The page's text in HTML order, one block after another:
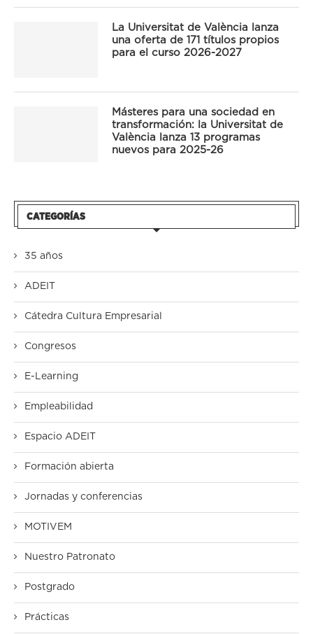
La Universitat de València lanza
una oferta de 171 títulos propios
para el curso 2026-2027
Másteres para una sociedad en
transformación: la Universitat de
València lanza 13 programas
nuevos para 2025-26
CATEGORÍAS
35 años
ADEIT
Cátedra Cultura Empresarial
Congresos
E-Learning
Empleabilidad
Espacio ADEIT
Formación abierta
Jornadas y conferencias
MOTIVEM
Nuestro Patronato
Postgrado
Prácticas